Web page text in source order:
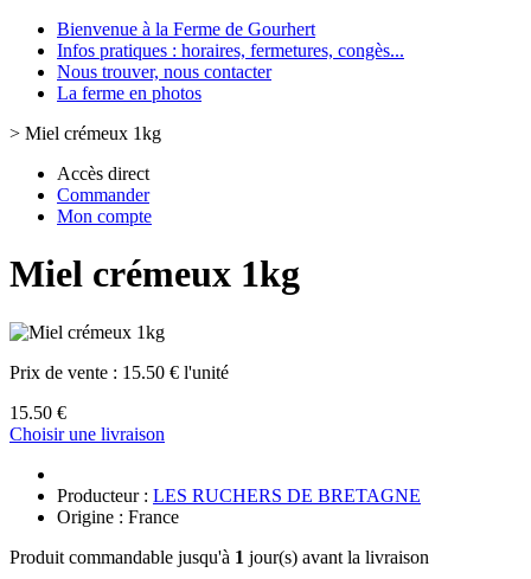
Bienvenue à la Ferme de Gourhert
Infos pratiques : horaires, fermetures, congès...
Nous trouver, nous contacter
La ferme en photos
> Miel crémeux 1kg
Accès direct
Commander
Mon compte
Miel crémeux 1kg
Prix de vente : 15.50 € l'unité
15.50 €
Choisir une livraison
Producteur : LES RUCHERS DE BRETAGNE
Origine : France
Produit commandable jusqu'à 1 jour(s) avant la livraison